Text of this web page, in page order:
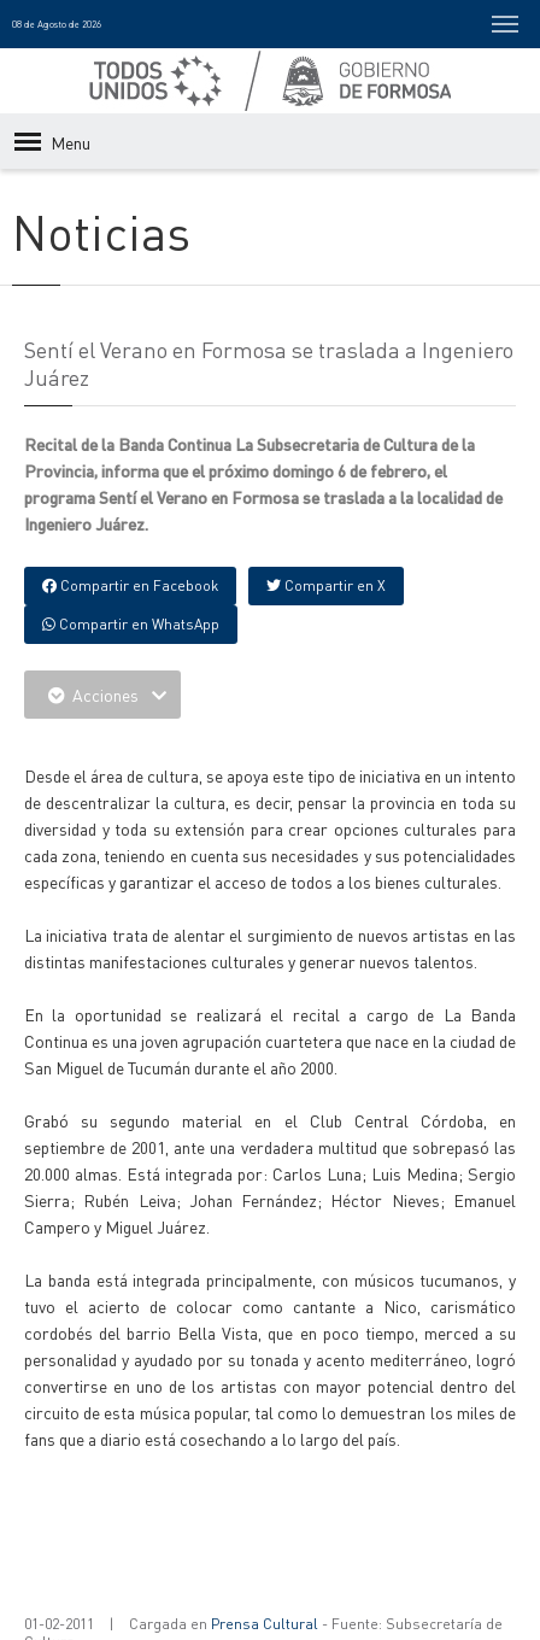
08 de Agosto de 2026
Menu
Noticias
Sentí el Verano en Formosa se traslada a Ingeniero
Juárez
Recital de la Banda Continua La Subsecretaria de Cultura de la
Provincia, informa que el próximo domingo 6 de febrero, el
programa Sentí el Verano en Formosa se traslada a la localidad de
Ingeniero Juárez.
Compartir en Facebook Compartir en X
Compartir en WhatsApp
Acciones
Desde el área de cultura, se apoya este tipo de iniciativa en un intento
de descentralizar la cultura, es decir, pensar la provincia en toda su
diversidad y toda su extensión para crear opciones culturales para
cada zona, teniendo en cuenta sus necesidades y sus potencialidades
específicas y garantizar el acceso de todos a los bienes culturales.
La iniciativa trata de alentar el surgimiento de nuevos artistas en las
distintas manifestaciones culturales y generar nuevos talentos.
En la oportunidad se realizará el recital a cargo de La Banda
Continua es una joven agrupación cuartetera que nace en la ciudad de
San Miguel de Tucumán durante el año 2000.
Grabó su segundo material en el Club Central Córdoba, en
septiembre de 2001, ante una verdadera multitud que sobrepasó las
20.000 almas. Está integrada por: Carlos Luna; Luis Medina; Sergio
Sierra; Rubén Leiva; Johan Fernández; Héctor Nieves; Emanuel
Campero y Miguel Juárez.
La banda está integrada principalmente, con músicos tucumanos, y
tuvo el acierto de colocar como cantante a Nico, carismático
cordobés del barrio Bella Vista, que en poco tiempo, merced a su
personalidad y ayudado por su tonada y acento mediterráneo, logró
convertirse en uno de los artistas con mayor potencial dentro del
circuito de esta música popular, tal como lo demuestran los miles de
fans que a diario está cosechando a lo largo del país.
01-02-2011 | Cargada en Prensa Cultural - Fuente: Subsecretaría de